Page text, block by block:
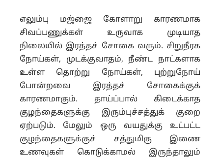
எலும்பு மஜ்ஜை கோளாறு காரணமாக
சிவப்பணுக்கள் உருவாக முடியாத
நிலையில் இரத்தச் சோகை வரும். சிறுநீரக
நோய்கள், முடக்குவாதம், நீண்ட நாட்களாக
உள்ள தொற்று நோய்கள், புற்றுநோய்
போன்றவை இரத்தச் சோகைக்குக்
காரணமாகும். தாய்ப்பால் கிடைக்காத
குழந்தைகளுக்கு இரும்புச்சத்துக் குறை
ஏற்படும். மேலும் ஒரு வயதுக்கு உட்பட்ட
குழந்தைகளுக்குச் சத்துமிகு இணை
உணவுகள் கொடுக்காமல் இருந்தாலும்